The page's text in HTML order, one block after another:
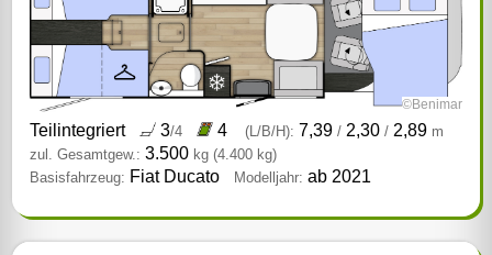
©Benimar
Teilintegriert 3/4 4 (L/B/H): 7,39/ 2,30/ 2,89 m
zul. Gesamtgew.: 3.500 kg (4.400 kg)
Basisfahrzeug: Fiat Ducato Modelljahr: ab 2021